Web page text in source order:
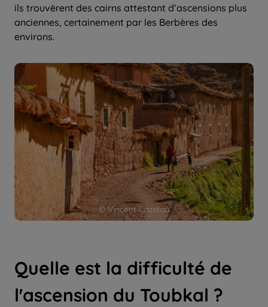
© Vincent Cazalaa
ils trouvèrent des cairns attestant d’ascensions plus
anciennes, certainement par les Berbères des
environs.
Quelle est la difficulté de
l'ascension du Toubkal ?